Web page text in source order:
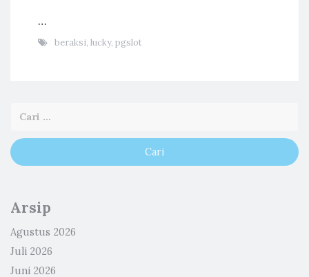
…
beraksi, lucky, pgslot
Arsip
Agustus 2026
Juli 2026
Juni 2026